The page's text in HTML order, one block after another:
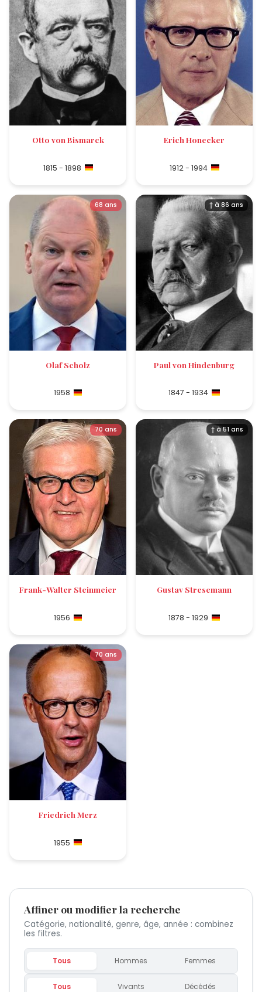
Otto von Bismarck
1815 - 1898
Erich Honecker
1912 - 1994
68 ans
Olaf Scholz
1958
† à 86 ans
Paul von Hindenburg
1847 - 1934
70 ans
Frank-Walter Steinmeier
1956
† à 51 ans
Gustav Stresemann
1878 - 1929
70 ans
Friedrich Merz
1955
Affiner ou modifier la recherche
Catégorie, nationalité, genre, âge, année : combinez
les filtres.
Tous Hommes Femmes
Tous Vivants Décédés